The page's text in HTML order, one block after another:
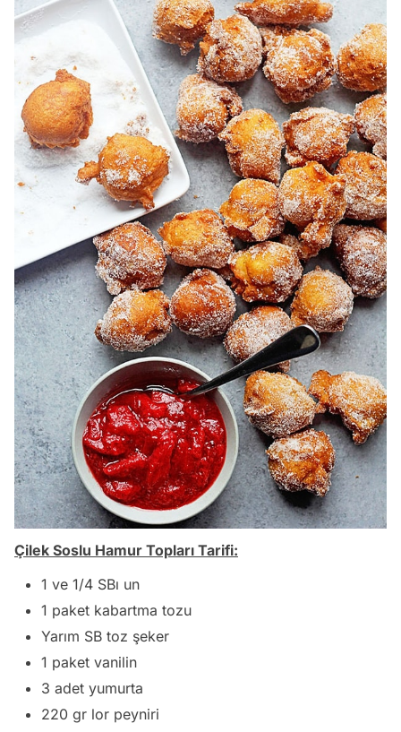
Çilek Soslu Hamur Topları Tarifi:
1 ve 1/4 SBı un
1 paket kabartma tozu
Yarım SB toz şeker
1 paket vanilin
3 adet yumurta
220 gr lor peyniri